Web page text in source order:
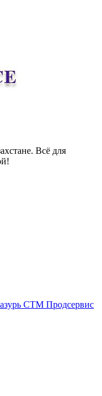
Всё для
СТМ Продсервис